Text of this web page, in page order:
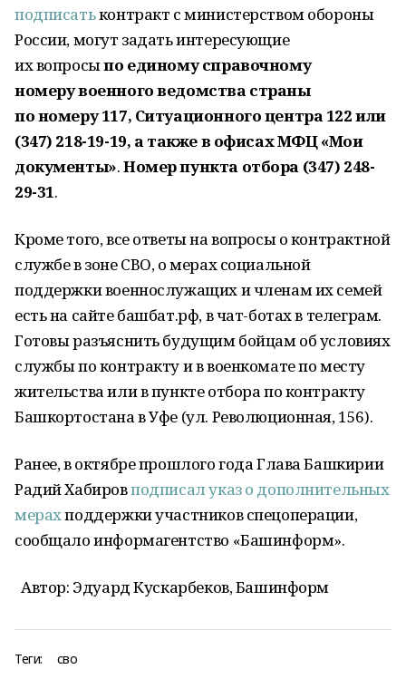
подписатьконтракт с министерством обороны
России, могут задать интересующие
их вопросыпо единому справочному
номерувоенного ведомства страны
по номеру 117, Ситуационного центра 122 или
(347) 218-19-19, а также в офисах МФЦ «Мои
документы».Номер пункта отбора (347) 248-
29-31.
Кроме того, все ответы на вопросы о контрактной
службе в зоне СВО, о мерах социальной
поддержки военнослужащих и членам их семей
есть на сайте башбат.рф, в чат-ботах в телеграм.
Готовы разъяснить будущим бойцам об условиях
службы по контракту и в военкомате по месту
жительства или в пункте отбора по контракту
Башкортостана в Уфе (ул. Революционная, 156).
Ранее, в октябре прошлого года Глава Башкирии
Радий Хабировподписал указ о дополнительных
мерахподдержки участников спецоперации,
сообщало информагентство «Башинформ».
Автор: Эдуард Кускарбеков, Башинформ
Теги: сво